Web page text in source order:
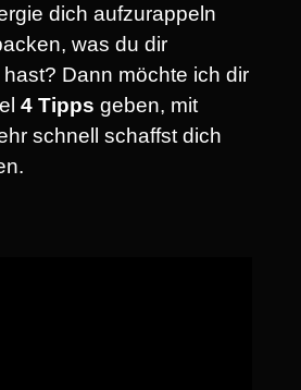
dich aufzurappeln
was du dir
Dann möchte ich dir
4 Tipps geben, mit
schnell schaffst dich